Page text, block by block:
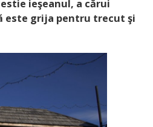
ieşeanul, a cărui
este grija pentru trecut şi